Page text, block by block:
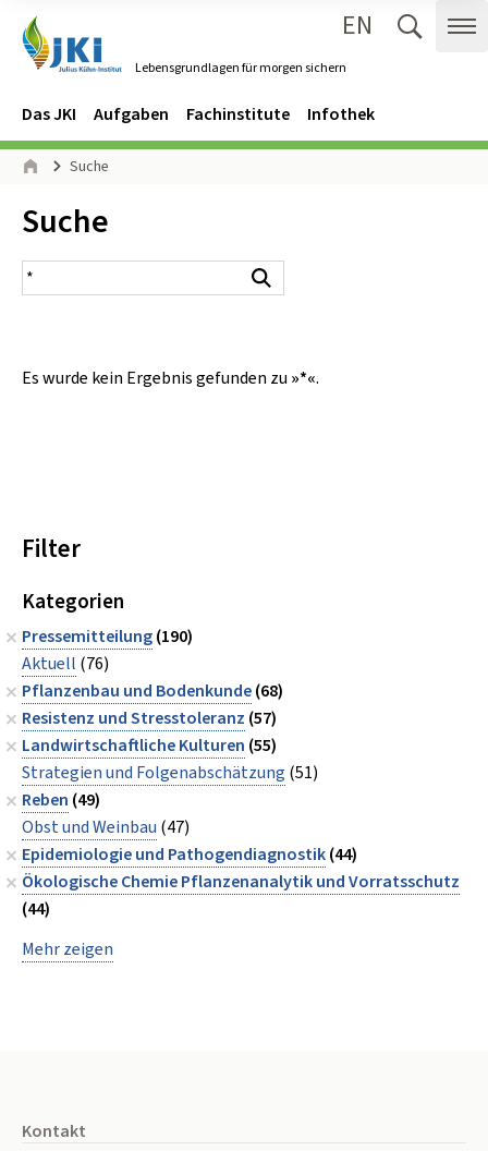
Lebensgrundlagen für morgen sichern
EN
Navigation
Hauptmenü
Das JKI Aufgaben Fachinstitute Infothek
Seitenpfad
Suche
Inhalt:
Suche
Suchergebnis
Es wurde kein Ergebnis gefunden zu »*«.
Filter
Kategorien
Pressemitteilung(190)
Aktuell (76)
Pflanzenbau und Bodenkunde(68)
Resistenz und Stresstoleranz (57)
Landwirtschaftliche Kulturen (55)
Strategien und Folgenabschätzung (51)
Reben (49)
Obst und Weinbau (47)
Epidemiologie und Pathogendiagnostik(44)
Ökologische Chemie Pflanzenanalytik und Vorratsschutz
(44)
Mehr zeigen
Kontakt